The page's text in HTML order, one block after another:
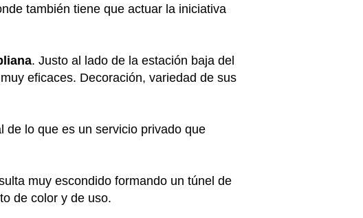
también tiene que actuar la iniciativa
. Justo al lado de la estación baja del
eficaces. Decoración, variedad de sus
de lo que es un servicio privado que
muy escondido formando un túnel de
de color y de uso.